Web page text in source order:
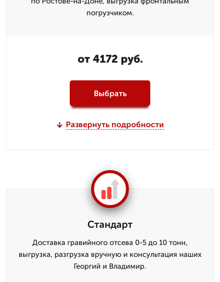
погрузчиком.
от 4172 руб.
Выбрать
Развернуть подробности
Стандарт
Доставка гравийного отсева 0-5 до 10 тонн,
выгрузка, разгрузка вручную и консультация наших
Георгий и Владимир.